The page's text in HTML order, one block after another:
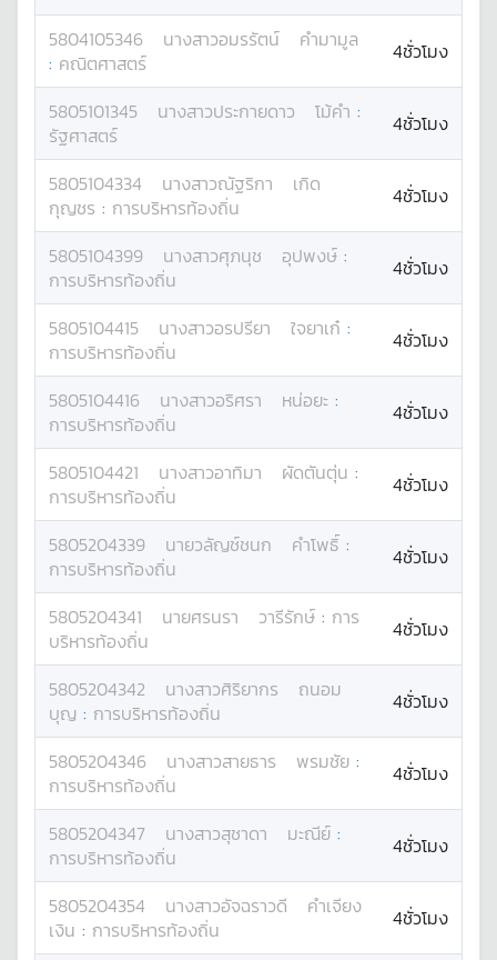
5804105346 นางสาวอมรรัตน์
คำมามูล
: คณิตศาสตร์ 4ชั่วโมง
5805101345 นางสาวประกายดาว โม้คำ :
รัฐศาสตร์
4ชั่วโมง
5805104334 นางสาวณัฐริกา
เกิด
กุญชร : การบริหารท้องถิ่น 4ชั่วโมง
5805104399 นางสาวศุภนุช อุปพงษ์ :
การบริหารท้องถิ่น
4ชั่วโมง
5805104415 นางสาวอรปรียา ใจยาเก๋ :
การบริหารท้องถิ่น
4ชั่วโมง
5805104416 นางสาวอริศรา หน่อยะ :
การบริหารท้องถิ่น
4ชั่วโมง
5805104421 นางสาวอาทิมา ผัดตันตุ่น :
การบริหารท้องถิ่น
4ชั่วโมง
5805204339 นายวลัญช์ชนก คำโพธิ์ :
การบริหารท้องถิ่น
4ชั่วโมง
5805204341 นายศรนรา วารีรักษ์ : การ
บริหารท้องถิ่น
4ชั่วโมง
5805204342 นางสาวศิริยากร
ถนอม
บุญ : การบริหารท้องถิ่น 4ชั่วโมง
5805204346 นางสาวสายธาร พรมชัย :
การบริหารท้องถิ่น
4ชั่วโมง
5805204347 นางสาวสุชาดา มะณีย์ :
การบริหารท้องถิ่น
4ชั่วโมง
5805204354 นางสาวอัจฉราวดี
คำเจียง
เงิน : การบริหารท้องถิ่น 4ชั่วโมง